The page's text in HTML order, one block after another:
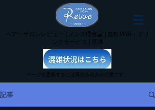
ヘアーサロンレビュー | メンズ理容室 | 無料Wifi・ドリ
ンクサービス | 草津
ページを更新するには再読み込みが必要です。
記事